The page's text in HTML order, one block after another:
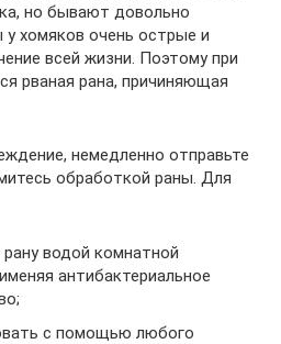
но бывают довольно
хомяков очень острые и
всей жизни. Поэтому при
рваная рана, причиняющая
немедленно отправьте
обработкой раны. Для
водой комнатной
антибактериальное
с помощью любого